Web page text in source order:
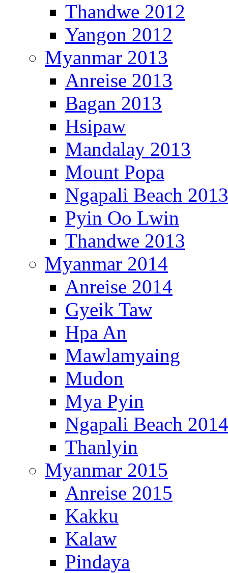
Thandwe 2012
Yangon 2012
Myanmar 2013
Anreise 2013
Bagan 2013
Hsipaw
Mandalay 2013
Mount Popa
Ngapali Beach 2013
Pyin Oo Lwin
Thandwe 2013
Myanmar 2014
Anreise 2014
Gyeik Taw
Hpa An
Mawlamyaing
Mudon
Mya Pyin
Ngapali Beach 2014
Thanlyin
Myanmar 2015
Anreise 2015
Kakku
Kalaw
Pindaya